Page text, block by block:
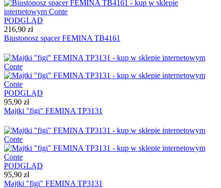
PODGLĄD
216,90 zł
Biustonosz spacer FEMINA TB4161
PODGLĄD
95,90 zł
Majtki "figi" FEMINA TP3131
PODGLĄD
95,90 zł
Majtki "figi" FEMINA TP3131